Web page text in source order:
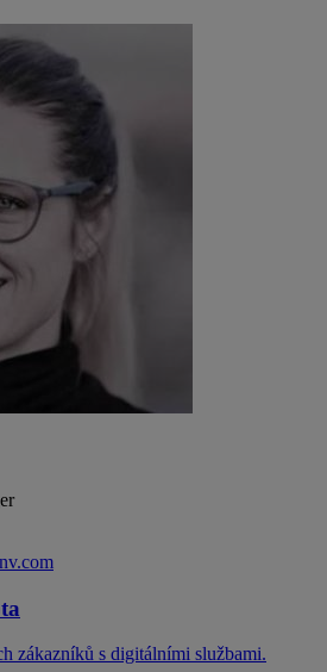
zákazníků s digitálními službami.